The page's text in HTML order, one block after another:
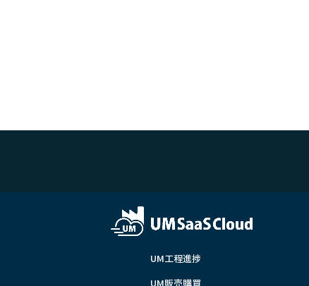
UM工程進捗
UM販売購買